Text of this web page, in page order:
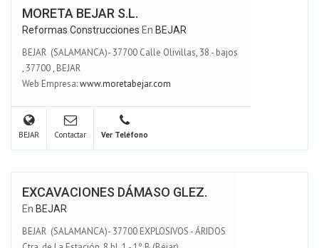
MORETA BEJAR S.L.
Reformas Construcciones En BEJAR
BEJAR (SALAMANCA)- 37700 Calle Olivillas, 38 - bajos
, 37700, BEJAR
Web Empresa:www.moretabejar.com
BEJAR Contactar Ver Teléfono
EXCAVACIONES DÁMASO GLEZ.
En BEJAR
BEJAR (SALAMANCA)- 37700 EXPLOSIVOS - ÁRIDOS